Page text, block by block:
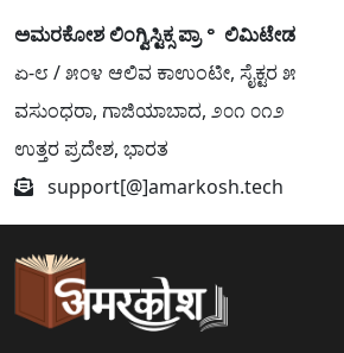
ಅಮರಕೋಶ ಲಿಂಗ್ವಿಸ್ಟಿಕ್ಸ ಪ್ರಾ॰ ಲಿಮಿಟೇಡ
ಏ-೮ / ೫೦೪ ಆಲಿವ ಕಾಉಂಟೀ, ಸೈಕ್ಟರ ೫
ವಸುಂಧರಾ, ಗಾಜಿಯಾಬಾದ, ೨೦೧ ೦೧೨
ಉತ್ತರ ಪ್ರದೇಶ, ಭಾರತ
support[@]amarkosh.tech